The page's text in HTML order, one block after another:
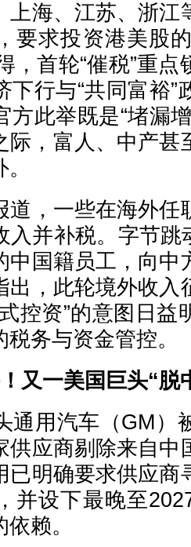
上海、江苏、浙江
要求投资港美股
，首轮“催税”重
下行与“共同富裕”
方此举既是“堵漏
，富人、中产甚
道，一些在海外任
入并补税。字节跳
中国籍员工，向中
出，此轮境外收入
控资”的意图日益
务与资金管控。
又一美国巨头“脱
通用汽车（GM）
供应商剔除来自中
已明确要求供应商
并设下最晚至
赖。